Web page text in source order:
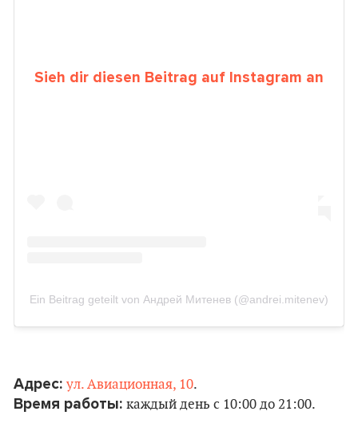
Sieh dir diesen Beitrag auf Instagram an
Ein Beitrag geteilt von Андрей Митенев (@andrei.mitenev)
Адрес: ул. Авиационная, 10.
Время работы: каждый день с 10:00 до 21:00.